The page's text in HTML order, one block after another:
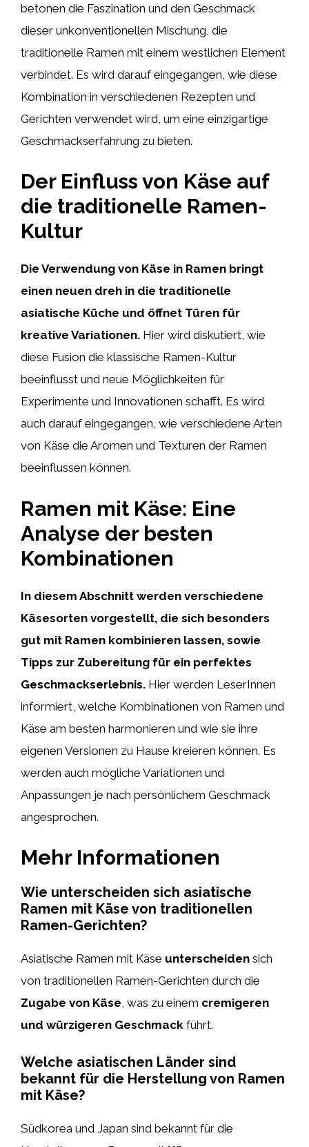
betonen die Faszination und den Geschmack
dieser unkonventionellen Mischung, die
traditionelle Ramen mit einem westlichen Element
verbindet. Es wird darauf eingegangen, wie diese
Kombination in verschiedenen Rezepten und
Gerichten verwendet wird, um eine einzigartige
Geschmackserfahrung zu bieten.
Der Einfluss von Käse auf
die traditionelle Ramen-
Kultur
Die Verwendung von Käse in Ramen bringt
einen neuen dreh in die traditionelle
asiatische Küche und öffnet Türen für
kreative Variationen. Hier wird diskutiert, wie
diese Fusion die klassische Ramen-Kultur
beeinflusst und neue Möglichkeiten für
Experimente und Innovationen schafft. Es wird
auch darauf eingegangen, wie verschiedene Arten
von Käse die Aromen und Texturen der Ramen
beeinflussen können.
Ramen mit Käse: Eine
Analyse der besten
Kombinationen
In diesem Abschnitt werden verschiedene
Käsesorten vorgestellt, die sich besonders
gut mit Ramen kombinieren lassen, sowie
Tipps zur Zubereitung für ein perfektes
Geschmackserlebnis. Hier werden LeserInnen
informiert, welche Kombinationen von Ramen und
Käse am besten harmonieren und wie sie ihre
eigenen Versionen zu Hause kreieren können. Es
werden auch mögliche Variationen und
Anpassungen je nach persönlichem Geschmack
angesprochen.
Mehr Informationen
Wie unterscheiden sich asiatische
Ramen mit Käse von traditionellen
Ramen-Gerichten?
Asiatische Ramen mit Käse unterscheiden sich
von traditionellen Ramen-Gerichten durch die
Zugabe von Käse, was zu einem cremigeren
und würzigeren Geschmack führt.
Welche asiatischen Länder sind
bekannt für die Herstellung von Ramen
mit Käse?
Südkorea und Japan sind bekannt für die